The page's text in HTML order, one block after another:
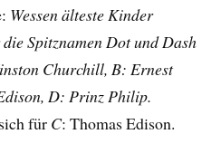
Wessen älteste Kinder
Spitznamen Dot und Dash
Churchill, B: Ernest
D: Prinz Philip.
für C: Thomas Edison.